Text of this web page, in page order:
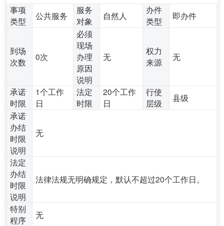
事项
类型
公共服务
服务
对象
自然人
办件
类型
即办件
到场
次数
0次
必须
现场
办理
原因
说明
无
权力
来源
无
承诺
时限
1个工作
日
法定
时限
20个工作
日
行使
层级
县级
承诺
办结
时限
说明
无
法定
办结
时限
说明
法律法规无明确规定，默认不超过20个工作日。
特别
程序
无